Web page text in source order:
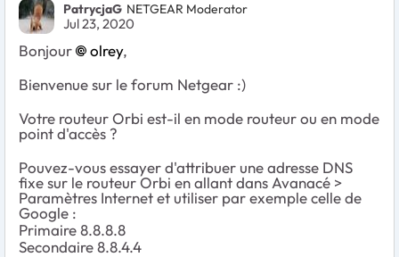
PatrycjaG NETGEAR Moderator
Jul 23, 2020
Bonjour olrey,
Bienvenue sur le forum Netgear :)
Votre routeur Orbi est-il en mode routeur ou en mode
point d'accès ?
Pouvez-vous essayer d'attribuer une adresse DNS
fixe sur le routeur Orbi en allant dans Avanacé >
Paramètres Internet et utiliser par exemple celle de
Google :
Primaire 8.8.8.8
Secondaire 8.8.4.4